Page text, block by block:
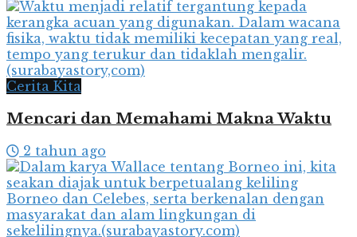
Cerita Kita
Mencari dan Memahami Makna Waktu
2 tahun ago